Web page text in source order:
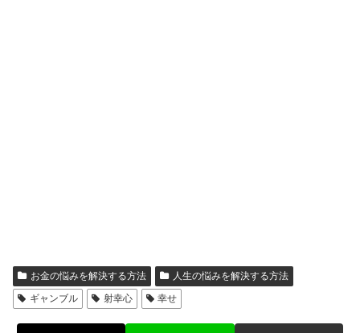
お金の悩みを解決する方法
人生の悩みを解決する方法
ギャンブル
射幸心 幸せ